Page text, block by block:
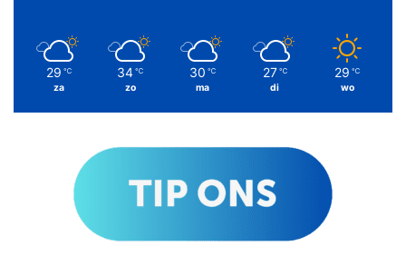
29 ℃
za
34 ℃
zo
30 ℃
ma
27 ℃
di
29 ℃
wo